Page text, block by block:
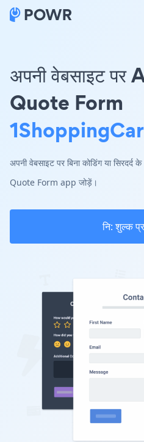
अपनी वेबसाइट
Quote Form
अपनी वेबसाइट पर बिना कोडिंग या
Quote Form app जोड़ें।
नि: शुल्क